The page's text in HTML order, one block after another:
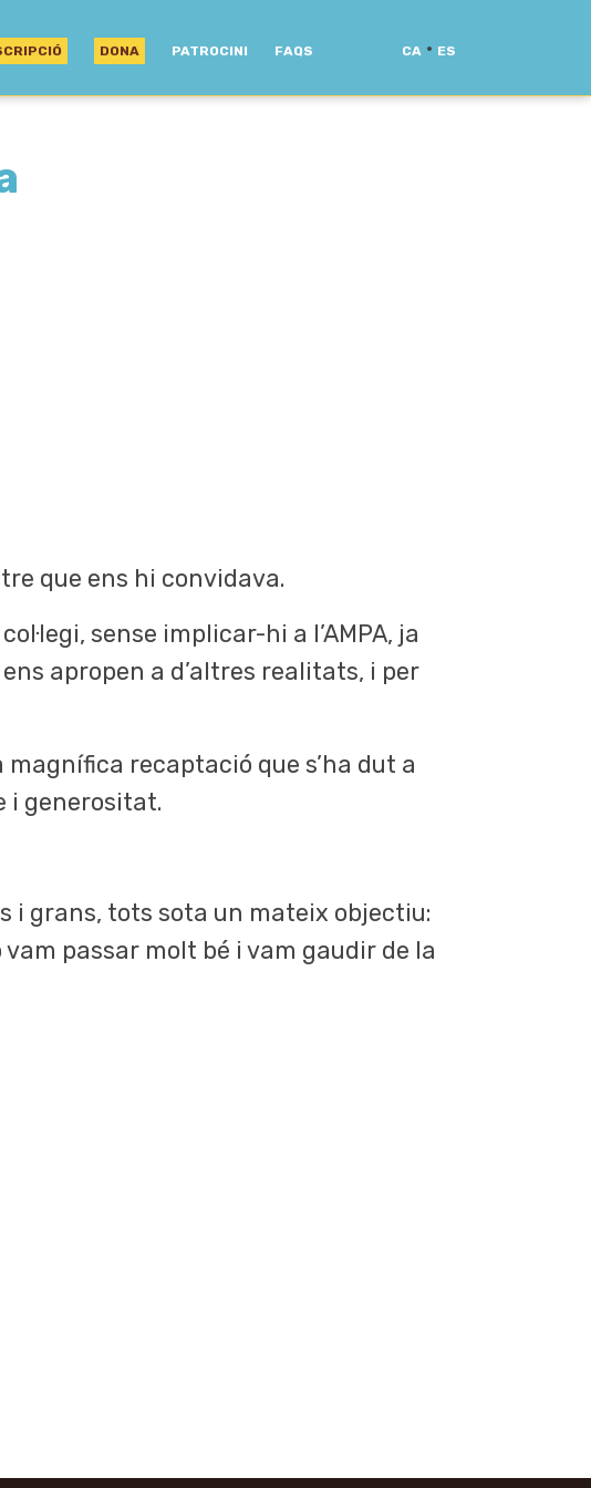
DONA PATROCINI FAQS CA · ES
que ens hi convidava.
sense implicar-hi a l’AMPA, ja
apropen a d’altres realitats, i per
recaptació que s’ha dut a
i generositat.
i grans, tots sota un mateix objectiu:
passar molt bé i vam gaudir de la